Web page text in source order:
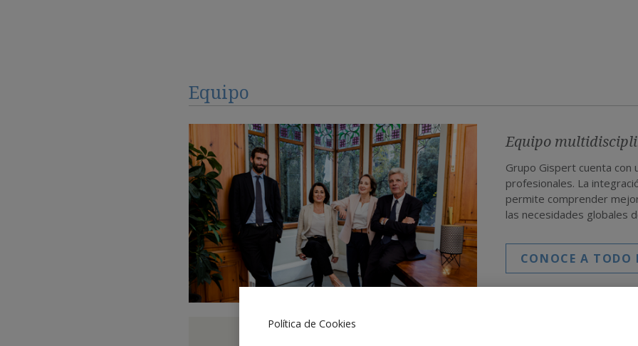
Equipo
Equipo
Grupo Gispert cuenta con
profesionales. La
permite comprender
las necesidades globales
CONOCE A TODO
Política de Cookies